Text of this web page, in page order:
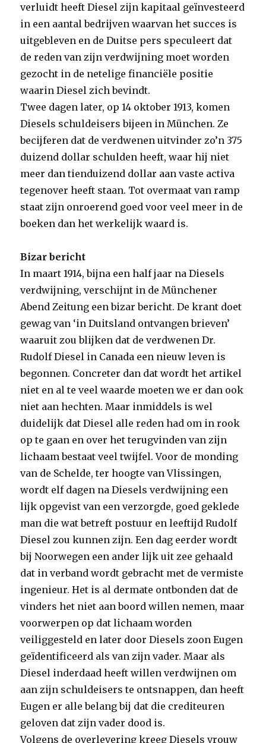
verluidt heeft Diesel zijn kapitaal geïnvesteerd
in een aantal bedrijven waarvan het succes is
uitgebleven en de Duitse pers speculeert dat
de reden van zijn verdwijning moet worden
gezocht in de netelige financiële positie
waarin Diesel zich bevindt.
Twee dagen later, op 14 oktober 1913, komen
Diesels schuldeisers bijeen in München. Ze
becijferen dat de verdwenen uitvinder zo’n 375
duizend dollar schulden heeft, waar hij niet
meer dan tienduizend dollar aan vaste activa
tegenover heeft staan. Tot overmaat van ramp
staat zijn onroerend goed voor veel meer in de
boeken dan het werkelijk waard is.
Bizar bericht
In maart 1914, bijna een half jaar na Diesels
verdwijning, verschijnt in de Münchener
Abend Zeitung een bizar bericht. De krant doet
gewag van ‘in Duitsland ontvangen brieven’
waaruit zou blijken dat de verdwenen Dr.
Rudolf Diesel in Canada een nieuw leven is
begonnen. Concreter dan dat wordt het artikel
niet en al te veel waarde moeten we er dan ook
niet aan hechten. Maar inmiddels is wel
duidelijk dat Diesel alle reden had om in rook
op te gaan en over het terugvinden van zijn
lichaam bestaat veel twijfel. Voor de monding
van de Schelde, ter hoogte van Vlissingen,
wordt elf dagen na Diesels verdwijning een
lijk opgevist van een verzorgde, goed geklede
man die wat betreft postuur en leeftijd Rudolf
Diesel zou kunnen zijn. Een dag eerder wordt
bij Noorwegen een ander lijk uit zee gehaald
dat in verband wordt gebracht met de vermiste
ingenieur. Het is al dermate ontbonden dat de
vinders het niet aan boord willen nemen, maar
voorwerpen op dat lichaam worden
veiliggesteld en later door Diesels zoon Eugen
geïdentificeerd als van zijn vader. Maar als
Diesel inderdaad heeft willen verdwijnen om
aan zijn schuldeisers te ontsnappen, dan heeft
Eugen er alle belang bij dat die crediteuren
geloven dat zijn vader dood is.
Volgens de overlevering kreeg Diesels vrouw